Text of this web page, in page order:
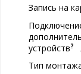
Запись на
устройств?
Тип